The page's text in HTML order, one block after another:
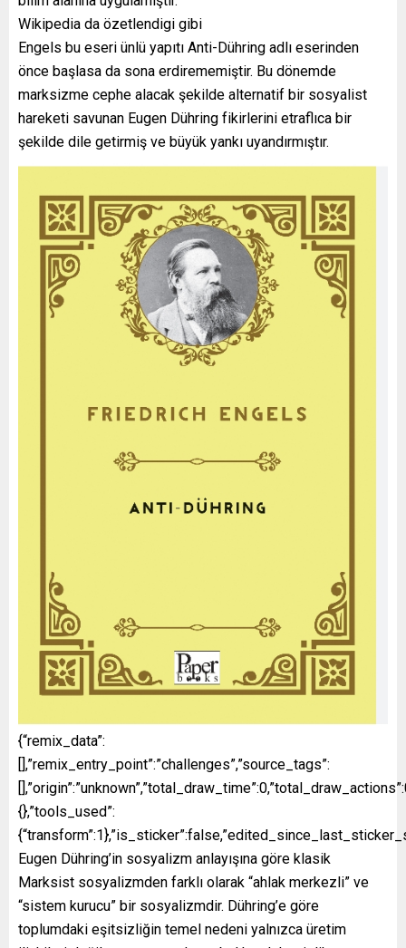
Wikipedia da özetlendigi gibi
Engels bu eseri ünlü yapıtı Anti-Dühring adlı eserinden
önce başlasa da sona erdirememiştir. Bu dönemde
marksizme cephe alacak şekilde alternatif bir sosyalist
hareketi savunan Eugen Dühring fikirlerini etraflıca bir
şekilde dile getirmiş ve büyük yankı uyandırmıştır.
{“remix_data”:
[],”remix_entry_point”:”challenges”,”source_tags”:
{},”tools_used”:
Eugen Dühring’in sosyalizm anlayışına göre klasik
Marksist sosyalizmden farklı olarak “ahlak merkezli” ve
“sistem kurucu” bir sosyalizmdir. Dühring’e göre
toplumdaki eşitsizliğin temel nedeni yalnızca üretim